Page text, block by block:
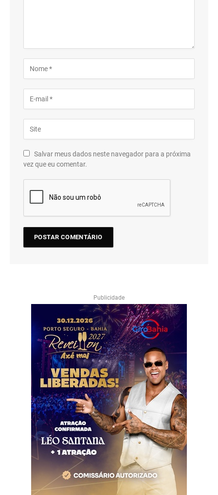
Salvar meus dados neste navegador para a próxima
vez que eu comentar.
Publicidade